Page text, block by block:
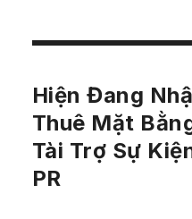
Hiện Đang
Thuê Mặt
Tài Trợ Sự
PR